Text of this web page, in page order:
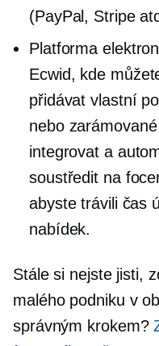
(PayPal, Stripe
Platforma
Ecwid, kde
přidávat vlastní
nebo
integrovat a
soustředit na
abyste trávili čas
nabídek.
Stále si nejste jisti,
malého podniku v
správným krokem?